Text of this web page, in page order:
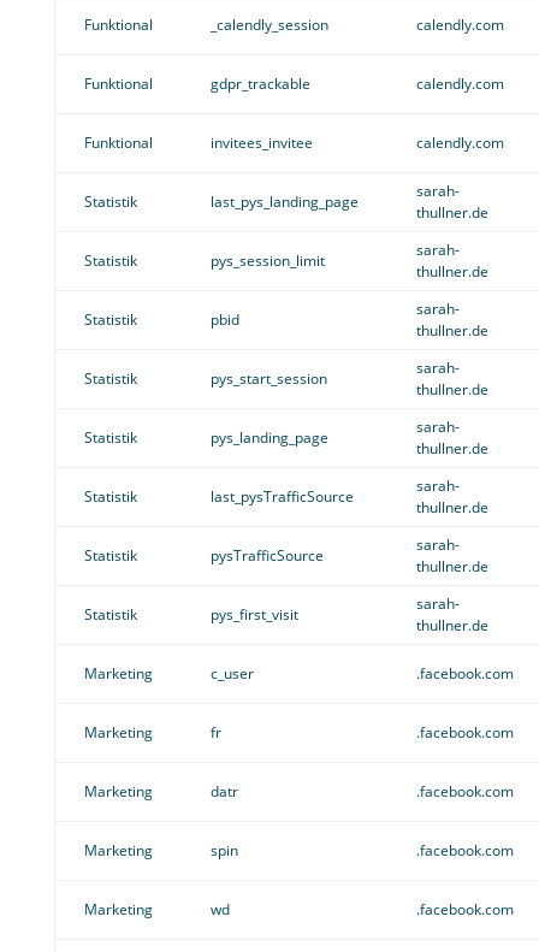
Funktional _calendly_session calendly.com
Funktional gdpr_trackable calendly.com
Funktional invitees_invitee calendly.com
Statistik last_pys_landing_page
sarah-
thullner.de
Statistik pys_session_limit
sarah-
thullner.de
Statistik pbid
sarah-
thullner.de
Statistik pys_start_session
sarah-
thullner.de
Statistik pys_landing_page
sarah-
thullner.de
Statistik last_pysTrafficSource
sarah-
thullner.de
Statistik pysTrafficSource
sarah-
thullner.de
Statistik pys_first_visit
sarah-
thullner.de
Marketing c_user .facebook.com
Marketing fr .facebook.com
Marketing datr .facebook.com
Marketing spin .facebook.com
Marketing wd .facebook.com